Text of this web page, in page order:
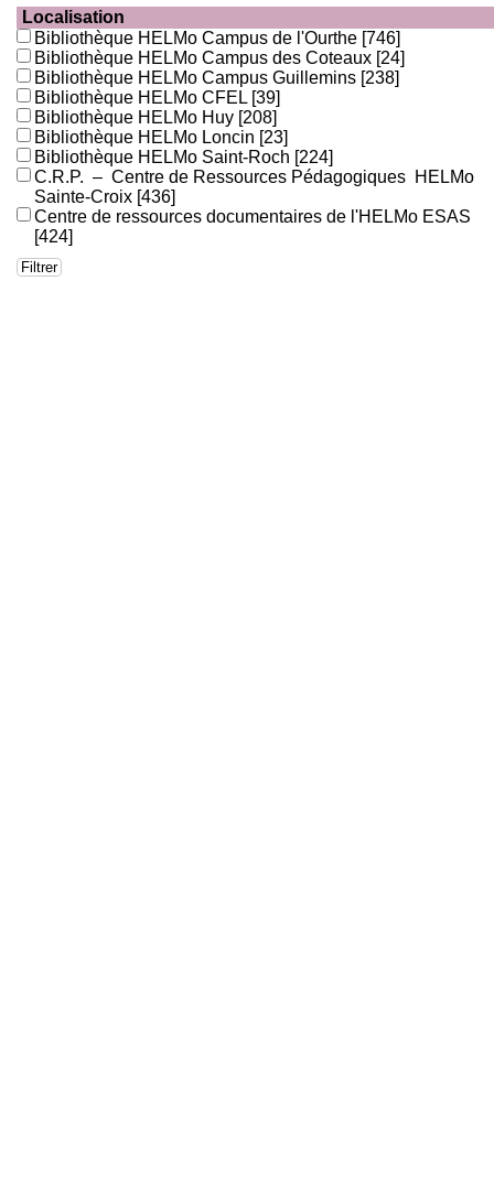
Localisation
Bibliothèque HELMo Campus de l'Ourthe [746]
Bibliothèque HELMo Campus des Coteaux [24]
Bibliothèque HELMo Campus Guillemins [238]
Bibliothèque HELMo CFEL [39]
Bibliothèque HELMo Huy [208]
Bibliothèque HELMo Loncin [23]
Bibliothèque HELMo Saint-Roch [224]
C.R.P. – Centre de Ressources Pédagogiques HELMo
Sainte-Croix [436]
Centre de ressources documentaires de l'HELMo ESAS
[424]